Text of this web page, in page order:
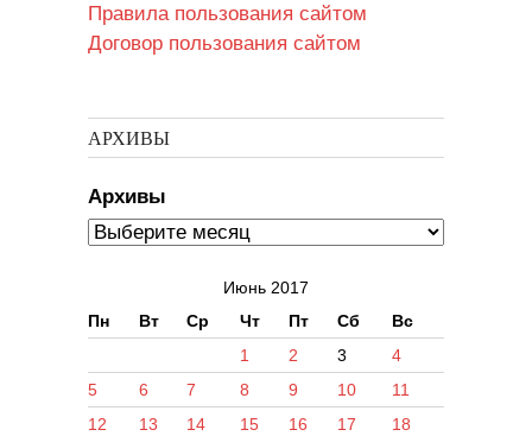
Правила пользования сайтом
Договор пользования сайтом
АРХИВЫ
Архивы
Июнь 2017
Пн
Вт Ср Чт Пт Сб Вс
1 2 3
4
5
6 7 8 9 10
11
12
13 14 15 16 17
18